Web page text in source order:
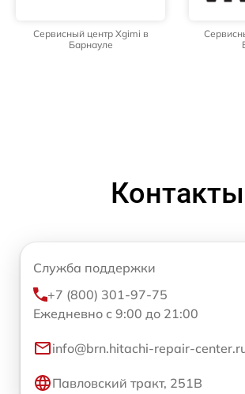
Сервисный центр Xgimi в
Барнауле
Контакты
Служба поддержки
+7 (800) 301-97-75
Ежедневно с 9:00 до 21:00
info@brn.hitachi-repair-
Павловский тракт, 251В